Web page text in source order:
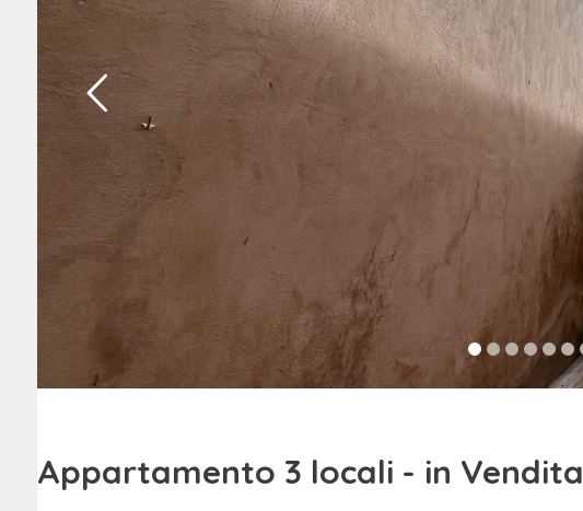
Appartamento 3 locali - in Vendita